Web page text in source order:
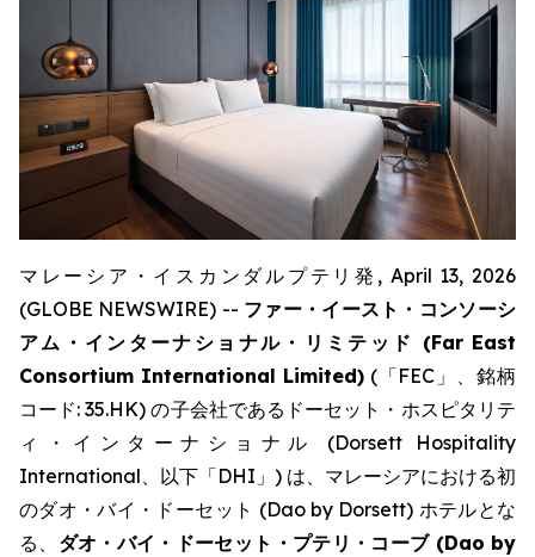
マレーシア・イスカンダルプテリ発, April 13, 2026
(GLOBE NEWSWIRE) -- ファー・イースト・コンソーシ
アム・インターナショナル・リミテッド (Far East
Consortium International Limited)(「FEC」、銘柄
コード: 35.HK) の子会社であるドーセット・ホスピタリテ
ィ・インターナショナル (Dorsett Hospitality
International、以下「DHI」) は、マレーシアにおける初
のダオ・バイ・ドーセット (Dao by Dorsett) ホテルとな
る、 ダオ・バイ・ドーセット・プテリ・コーブ (Dao by